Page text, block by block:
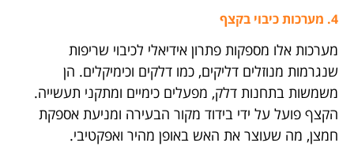
4. מערכות כיבוי בקצף
מערכות אלו מספקות פתרון אידיאלי לכיבוי שריפות
שנגרמות מנוזלים דליקים, כמו דלקים וכימיקלים. הן
משמשות בתחנות דלק, מפעלים כימיים ומתקני תעשייה.
הקצף פועל על ידי בידוד מקור הבעירה ומניעת אספקת
חמצן, מה שעוצר את האש באופן מהיר ואפקטיבי.